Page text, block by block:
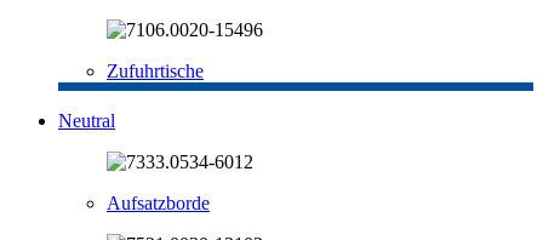
Zufuhrtische
Neutral
Aufsatzborde